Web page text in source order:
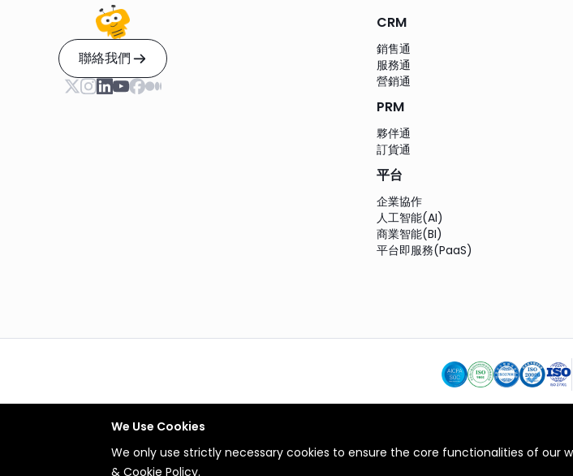
聯絡我們
CRM
銷售通
服務通
營銷通
PRM
夥伴通
訂貨通
平台
企業協作
人工智能(AI)
商業智能(BI)
平台即服務(PaaS)
繁體中文 條款私隱政策©
We Use Cookies
We only use strictly necessary cookies to ensure the core functionalities of our
& Cookie Policy.